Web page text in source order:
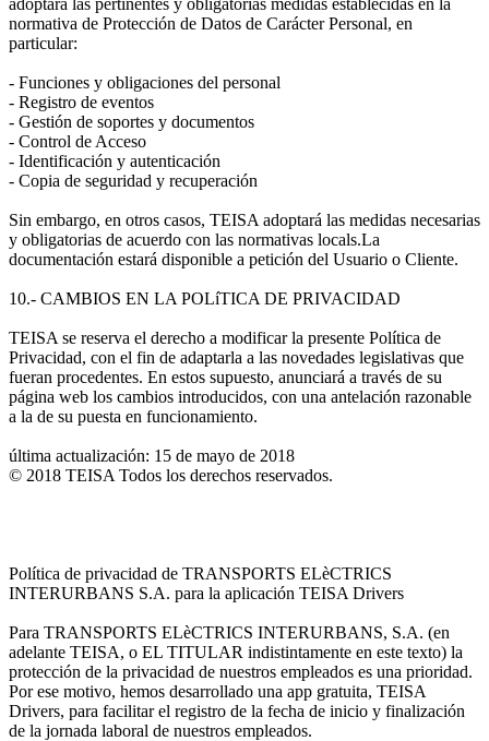
normativa de Protección de Datos de Carácter Personal, en
particular:
- Funciones y obligaciones del personal
- Registro de eventos
- Gestión de soportes y documentos
- Control de Acceso
- Identificación y autenticación
- Copia de seguridad y recuperación
Sin embargo, en otros casos, TEISA adoptará las medidas necesarias
y obligatorias de acuerdo con las normativas locals.La
documentación estará disponible a petición del Usuario o Cliente.
10.- CAMBIOS EN LA POLíTICA DE PRIVACIDAD
TEISA se reserva el derecho a modificar la presente Política de
Privacidad, con el fin de adaptarla a las novedades legislativas que
fueran procedentes. En estos supuesto, anunciará a través de su
página web los cambios introducidos, con una antelación razonable
a la de su puesta en funcionamiento.
última actualización: 15 de mayo de 2018
© 2018 TEISA Todos los derechos reservados.
Política de privacidad de TRANSPORTS ELèCTRICS
INTERURBANS S.A. para la aplicación TEISA Drivers
Para TRANSPORTS ELèCTRICS INTERURBANS, S.A. (en
adelante TEISA, o EL TITULAR indistintamente en este texto) la
protección de la privacidad de nuestros empleados es una prioridad.
Por ese motivo, hemos desarrollado una app gratuita, TEISA
Drivers, para facilitar el registro de la fecha de inicio y finalización
de la jornada laboral de nuestros empleados.